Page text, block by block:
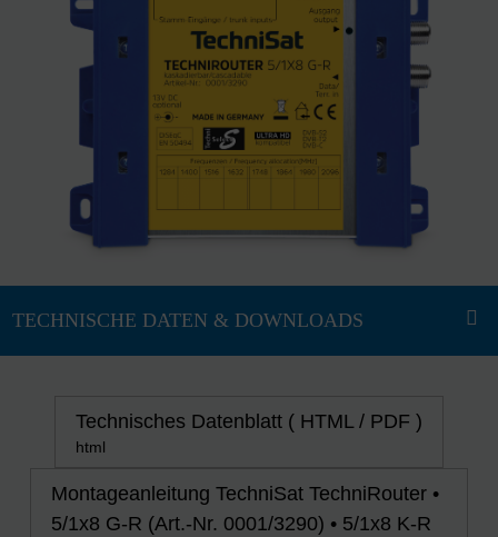
Technisches Datenblatt ( HTML / PDF )
html
Montageanleitung TechniSat TechniRouter •
5/1x8 G-R (Art.-Nr. 0001/3290) • 5/1x8 K-R